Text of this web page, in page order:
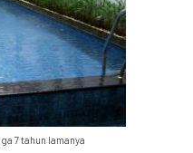
7 tahun lamanya